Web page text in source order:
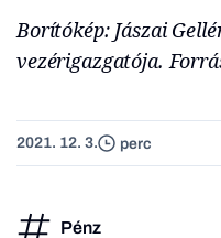
Borítókép: Jászai
vezérigazgatója.
2021. 12. 3. perc
Pénz